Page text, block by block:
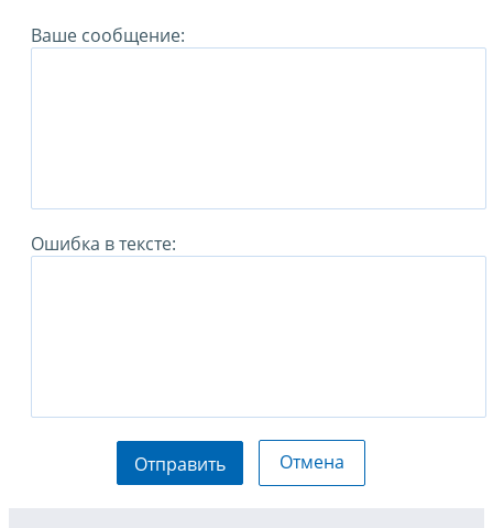
Ваше сообщение:
Ошибка в тексте:
Отправить Отмена